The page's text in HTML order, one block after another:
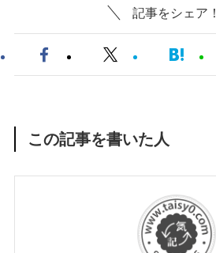
記事をシェア！
この記事を書いた人